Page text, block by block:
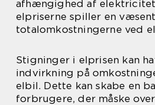
afhængighed af
elpriserne spiller en
totalomkostningerne ved
Stigninger i elprisen kan
indvirkning på
elbil. Dette kan skabe en
forbrugere, der måske